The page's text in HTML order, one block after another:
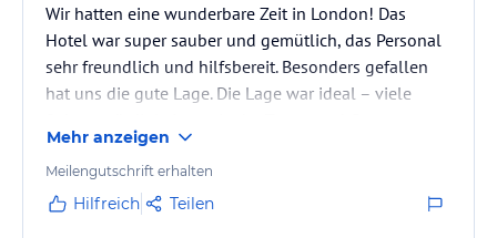
Wir hatten eine wunderbare Zeit in London! Das
Hotel war super sauber und gemütlich, das Personal
sehr freundlich und hilfsbereit. Besonders gefallen
hat uns die gute Lage. Die Lage war ideal – viele
Garden waren schnell erreichbar. Wir haben jeden
Moment genossen und würden jederzeit
wiederkommen!
Mehr anzeigen
Meilengutschrift erhalten
Hilfreich Teilen